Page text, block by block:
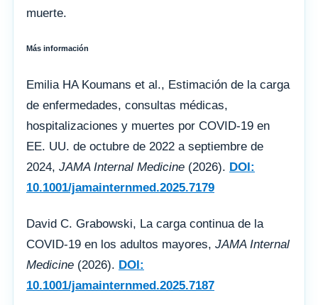
muerte.
Más información
Emilia HA Koumans et al., Estimación de la carga
de enfermedades, consultas médicas,
hospitalizaciones y muertes por COVID-19 en
EE. UU. de octubre de 2022 a septiembre de
2024, JAMA Internal Medicine (2026). DOI:
10.1001/jamainternmed.2025.7179
David C. Grabowski, La carga continua de la
COVID-19 en los adultos mayores, JAMA Internal
Medicine (2026). DOI:
10.1001/jamainternmed.2025.7187